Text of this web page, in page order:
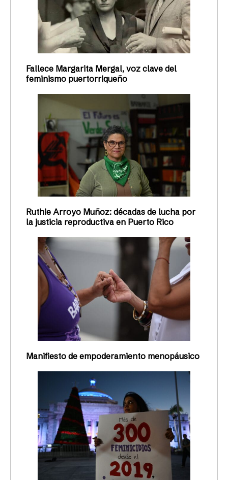
Fallece Margarita Mergal, voz clave del
feminismo puertorriqueño
Ruthie Arroyo Muñoz: décadas de lucha por
la justicia reproductiva en Puerto Rico
Manifiesto de empoderamiento menopáusico